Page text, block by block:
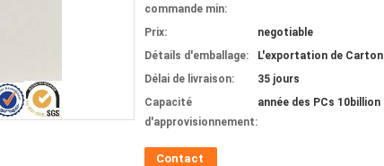
commande min:
Prix:
negotiable
Détails d'emballage:
L'exportation de Carton
Délai de livraison:
35 jours
Capacité
d'approvisionnement:
année des PCs 10billion
Contact